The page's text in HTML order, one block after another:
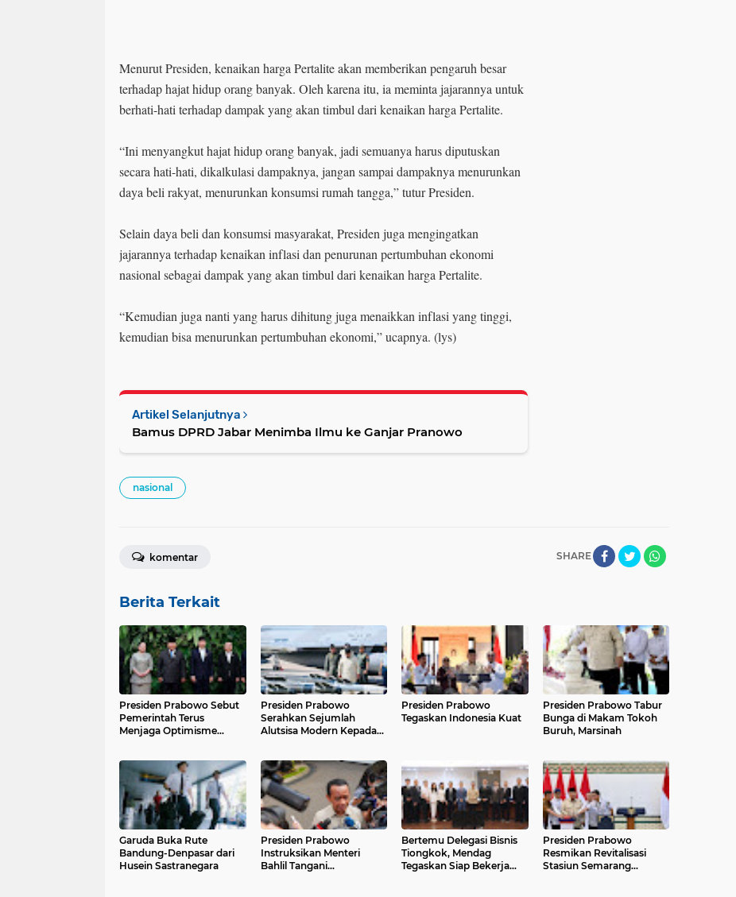
Menurut Presiden, kenaikan harga Pertalite akan memberikan pengaruh besar
terhadap hajat hidup orang banyak. Oleh karena itu, ia meminta jajarannya untuk
berhati-hati terhadap dampak yang akan timbul dari kenaikan harga Pertalite.
“Ini menyangkut hajat hidup orang banyak, jadi semuanya harus diputuskan
secara hati-hati, dikalkulasi dampaknya, jangan sampai dampaknya menurunkan
daya beli rakyat, menurunkan konsumsi rumah tangga,” tutur Presiden.
Selain daya beli dan konsumsi masyarakat, Presiden juga mengingatkan
jajarannya terhadap kenaikan inflasi dan penurunan pertumbuhan ekonomi
nasional sebagai dampak yang akan timbul dari kenaikan harga Pertalite.
“Kemudian juga nanti yang harus dihitung juga menaikkan inflasi yang tinggi,
kemudian bisa menurunkan pertumbuhan ekonomi,” ucapnya. (lys)
Artikel Selanjutnya
Bamus DPRD Jabar Menimba Ilmu ke Ganjar Pranowo
nasional
SHARE
komentar
Berita Terkait
Presiden Prabowo Sebut
Pemerintah Terus
Menjaga Optimisme
Presiden Prabowo
Serahkan Sejumlah
Alutsisa Modern Kepada
Presiden Prabowo
Tegaskan Indonesia Kuat
Presiden Prabowo Tabur
Bunga di Makam Tokoh
Buruh, Marsinah
Garuda Buka Rute
Bandung-Denpasar dari
Husein Sastranegara
Presiden Prabowo
Instruksikan Menteri
Bahlil Tangani
Bertemu Delegasi Bisnis
Tiongkok, Mendag
Tegaskan Siap Bekerja
Presiden Prabowo
Resmikan Revitalisasi
Stasiun Semarang